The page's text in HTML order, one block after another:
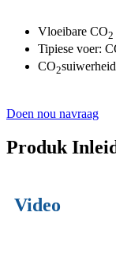
Vloeibare CO2
Tipiese voer:
CO2
Doen nou navraag
Produk
Video